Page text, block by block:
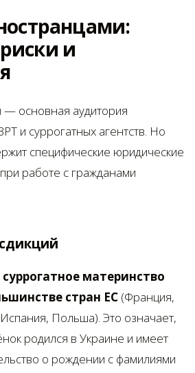
и
основная аудитория
и суррогатных агентств. Но
специфические юридические
работе с гражданами
суррогатное материнство
стран ЕС (Франция,
Польша). Это означает,
родился в Украине и имеет
о рождении с фамилиями